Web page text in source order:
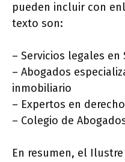
pueden incluir con
texto son:
– Servicios legales en
– Abogados
inmobiliario
– Expertos en
– Colegio de
En resumen, el